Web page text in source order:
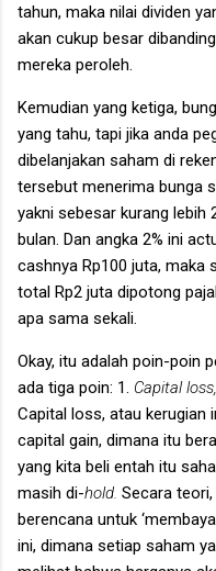
tahun, maka nilai dividen
akan cukup besar
mereka peroleh.
Kemudian yang ketiga,
yang tahu, tapi jika anda
dibelanjakan saham di
tersebut menerima bunga
yakni sebesar kurang lebih
bulan. Dan angka 2% ini
cashnya Rp100 juta, maka
total Rp2 juta dipotong
apa sama sekali.
Okay, itu adalah poin-poin
ada tiga poin: 1. Capital loss,
Capital loss, atau kerugian
capital gain, dimana itu
yang kita beli entah itu
masih di-hold. Secara
berencana untuk
ini, dimana setiap saham